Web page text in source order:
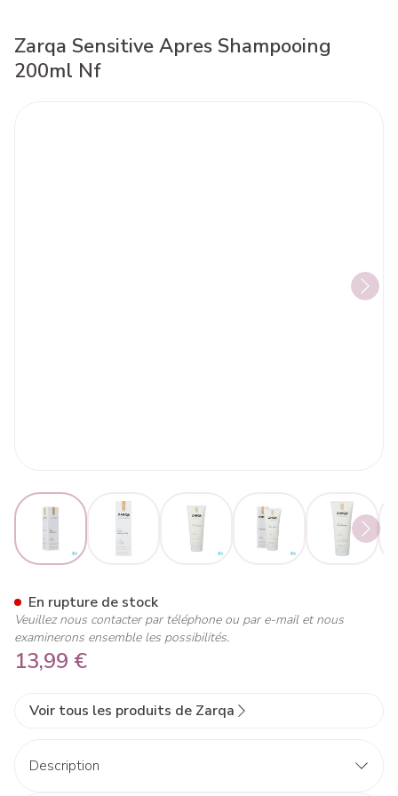
Zarqa Sensitive Apres Shampooing
200ml Nf
View larger imageView larger imageView larger imageView larger image
View
13,99 €
En rupture de stock
Veuillez nous contacter par téléphone ou par e-mail et nous
examinerons ensemble les possibilités.
Voir tous les produits de Zarqa
Description